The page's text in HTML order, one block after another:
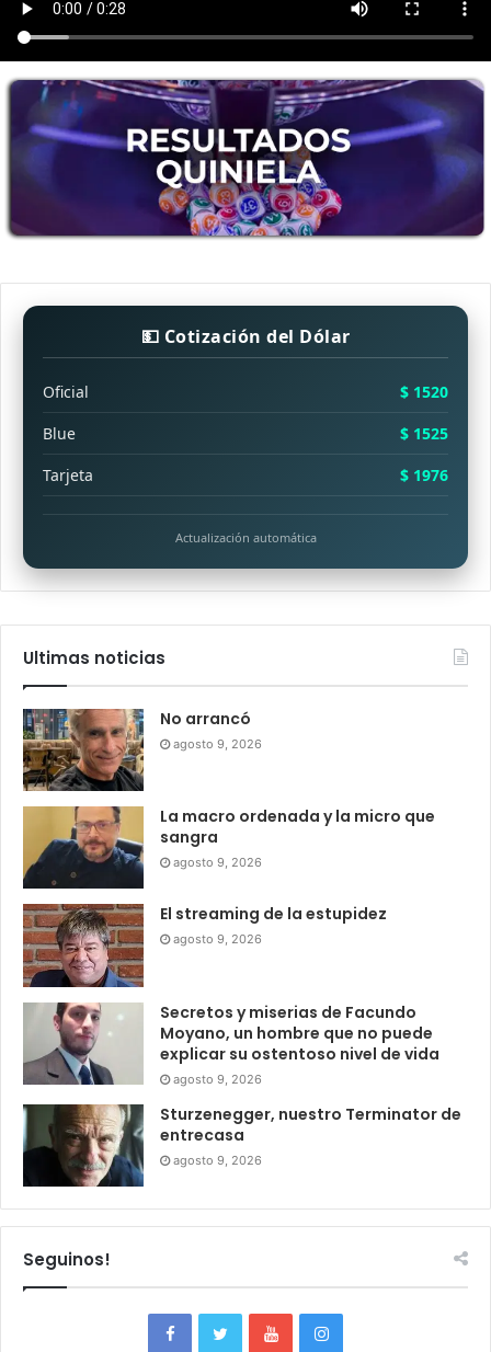
💵 Cotización del Dólar
Oficial
$ 1520
Blue
$ 1525
Tarjeta
$ 1976
Actualización automática
Ultimas noticias
No arrancó
agosto 9, 2026
La macro ordenada y la micro que
sangra
agosto 9, 2026
El streaming de la estupidez
agosto 9, 2026
Secretos y miserias de Facundo
Moyano, un hombre que no puede
explicar su ostentoso nivel de vida
agosto 9, 2026
Sturzenegger, nuestro Terminator de
entrecasa
agosto 9, 2026
Seguinos!